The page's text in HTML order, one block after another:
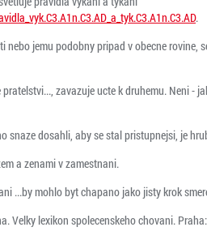
.
nebo jemu podobny pripad v obecne rovine,
zavazuje ucte k druhemu. Neni -
snaze dosahli, aby se stal pristupnejsi, je
a zenami v zamestnani.
...by mohlo byt chapano jako jisty krok
Velky lexikon spolecenskeho chovani.